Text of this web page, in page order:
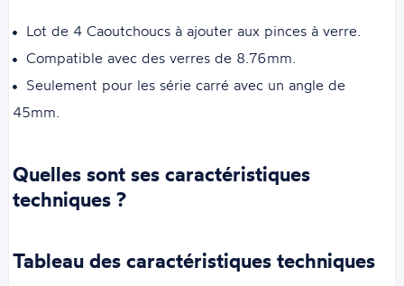
Lot de 4 Caoutchoucs à ajouter aux pinces à verre.
Compatible avec des verres de 8.76mm.
Seulement pour les série carré avec un angle de
45mm.
Quelles sont ses caractéristiques
techniques ?
Tableau des caractéristiques techniques